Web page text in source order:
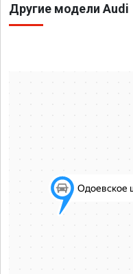
Другие модели Audi